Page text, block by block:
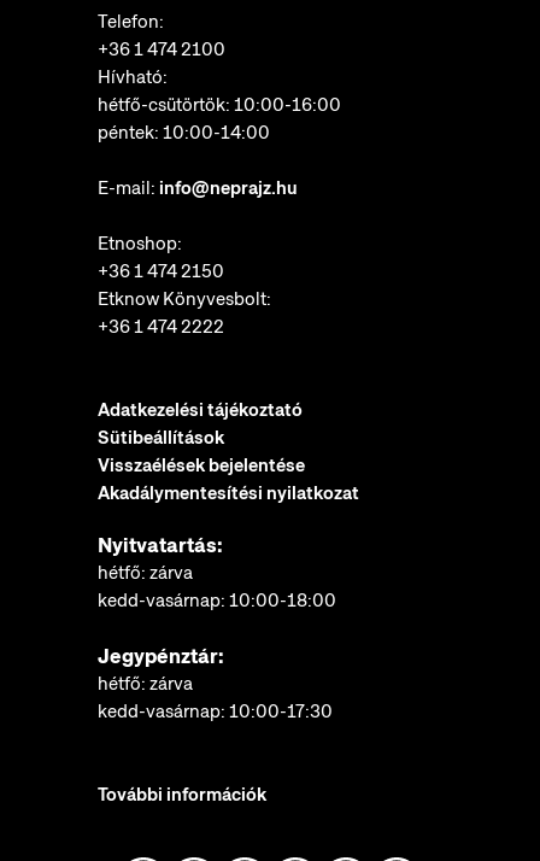
Telefon:
+36 1 474 2100
Hívható:
hétfő-csütörtök: 10:00-16:00
péntek: 10:00-14:00
E-mail: info@neprajz.hu
Etnoshop:
+36 1 474 2150
Etknow Könyvesbolt:
+36 1 474 2222
Adatkezelési tájékoztató
Sütibeállítások
Visszaélések bejelentése
Akadálymentesítési nyilatkozat
Nyitvatartás:
hétfő: zárva
kedd-vasárnap: 10:00-18:00
Jegypénztár:
hétfő: zárva
kedd-vasárnap: 10:00-17:30
További információk